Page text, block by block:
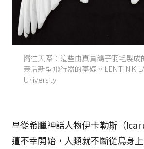
嚮往天際：這些由真實鴿子羽毛製成
靈活新型飛行器的基礎。LENTINK
University
早從希臘神話人物伊卡勒斯（
遭不幸開始，人類就不斷從鳥身